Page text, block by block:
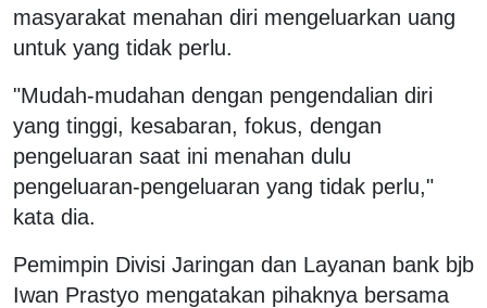
masyarakat menahan diri mengeluarkan uang
untuk yang tidak perlu.
"Mudah-mudahan dengan pengendalian diri
yang tinggi, kesabaran, fokus, dengan
pengeluaran saat ini menahan dulu
pengeluaran-pengeluaran yang tidak perlu,"
kata dia.
Pemimpin Divisi Jaringan dan Layanan bank bjb
Iwan Prastyo mengatakan pihaknya bersama